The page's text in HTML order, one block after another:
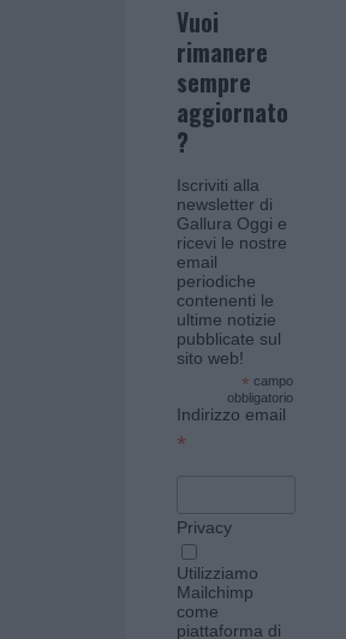
Vuoi
rimanere
sempre
aggiornato
?
Iscriviti alla
newsletter di
Gallura Oggi e
ricevi le nostre
email
periodiche
contenenti le
ultime notizie
pubblicate sul
sito web!
* campo
obbligatorio
Indirizzo email
*
Privacy
Utilizziamo
Mailchimp
come
piattaforma di